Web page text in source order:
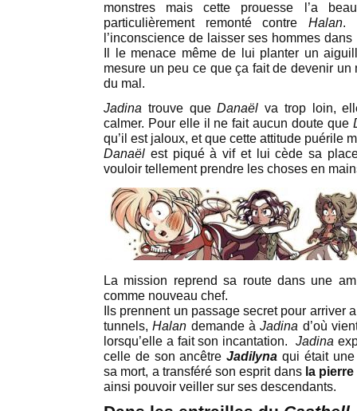
monstres mais cette prouesse l’a
particulièrement remonté contre Halan.
l’inconscience de laisser ses hommes
Il le menace même de lui planter un
mesure un peu ce que ça fait de devenir
du mal.
Jadina trouve queDanaël va trop loin,
calmer. Pour elle il ne fait aucun doute que
qu’il est jaloux, et que cette attitude puérile
Danaël est piqué à vif et lui cède sa
vouloir tellement prendre les choses en
La mission reprend sa route dans une
comme nouveau chef.
Ils prennent un passage secret pour arriver
tunnels,Halan demande àJadina d’où
lorsqu’elle a fait son incantation. Jadina
celle de son ancêtreJadilyna qui était
sa mort, a transféré son esprit dans la
ainsi pouvoir veiller sur ses descendants.